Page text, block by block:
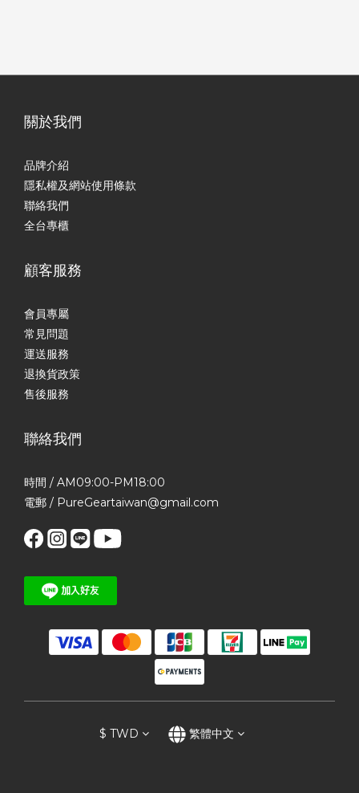
關於我們
品牌介紹
隱私權及網站使用條款
聯絡我們
全台專櫃
顧客服務
會員專屬
常見問題
運送服務
退換貨政策
售後服務
聯絡我們
時間 / AM09:00-PM18:00
電郵 / PureGeartaiwan@gmail.com
$ TWD 繁體中文